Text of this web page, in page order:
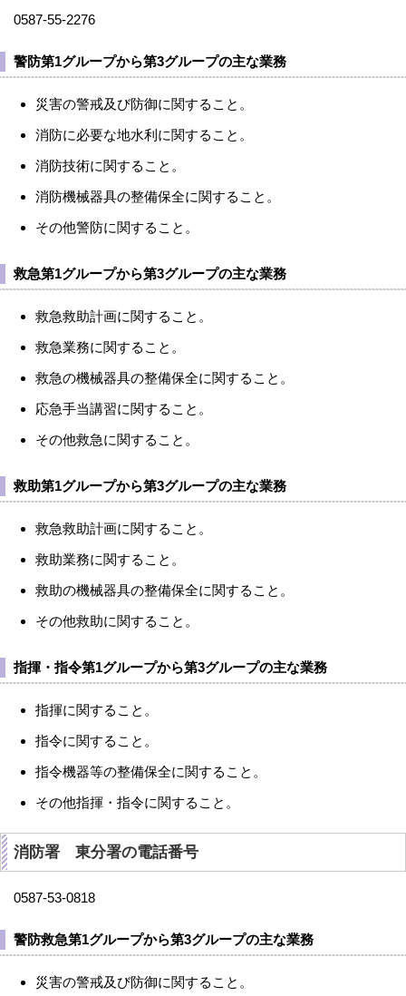
0587-55-2276
警防第1グループから第3グループの主な業務
災害の警戒及び防御に関すること。
消防に必要な地水利に関すること。
消防技術に関すること。
消防機械器具の整備保全に関すること。
その他警防に関すること。
救急第1グループから第3グループの主な業務
救急救助計画に関すること。
救急業務に関すること。
救急の機械器具の整備保全に関すること。
応急手当講習に関すること。
その他救急に関すること。
救助第1グループから第3グループの主な業務
救急救助計画に関すること。
救助業務に関すること。
救助の機械器具の整備保全に関すること。
その他救助に関すること。
指揮・指令第1グループから第3グループの主な業務
指揮に関すること。
指令に関すること。
指令機器等の整備保全に関すること。
その他指揮・指令に関すること。
消防署 東分署の電話番号
0587-53-0818
警防救急第1グループから第3グループの主な業務
災害の警戒及び防御に関すること。